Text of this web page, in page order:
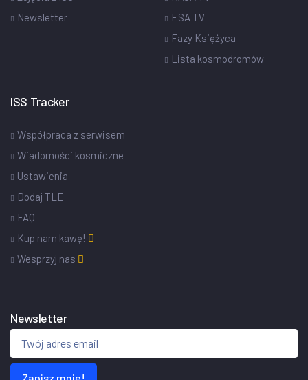
Newsletter
ESA TV
Fazy Księżyca
Lista kosmodromów
ISS Tracker
Współpraca z serwisem
Wiadomości kosmiczne
Ustawienia
Dodaj TLE
FAQ
Kup nam kawę!
Wesprzyj nas
Newsletter